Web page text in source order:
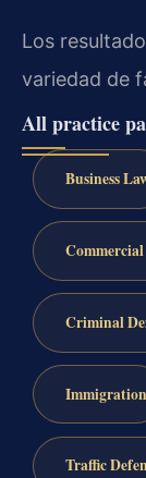
Los
variedad de
All practice
Business
Criminal
Immigration
Traffic